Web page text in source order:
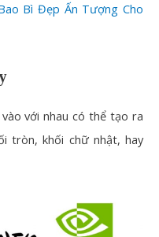
Bì Đẹp Ấn Tượng Cho
với nhau có thể tạo ra
tròn, khối chữ nhật, hay